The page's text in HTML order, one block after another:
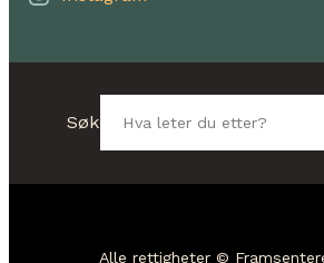
Søk
Alle rettigheter ©